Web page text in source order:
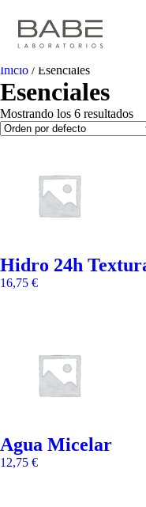
Inicio / Esenciales
Esenciales
Mostrando los 6 resultados
Hidro 24h
16,75 €
Agua Micelar
12,75 €